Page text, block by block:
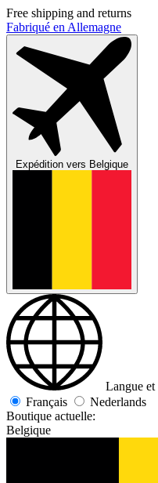
Free shipping and returns
Fabriqué en Allemagne
Expédition vers Belgique
Langue et
Français
Nederlands
Boutique actuelle:
Belgique